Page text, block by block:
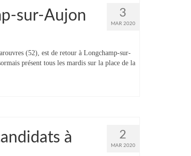
3
MAR 2020
sur-Aujon
(52), est de retour à Longchamp-sur-
présent tous les mardis sur la place de la
2
MAR 2020
à